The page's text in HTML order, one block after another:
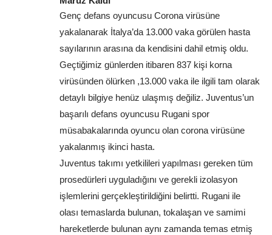
Genç defans oyuncusu Corona virüsüne
yakalanarak İtalya’da 13.000 vaka görülen hasta
sayılarının arasına da kendisini dahil etmiş oldu.
Geçtiğimiz günlerden itibaren 837 kişi korna
virüsünden ölürken ,13.000 vaka ile ilgili tam olarak
detaylı bilgiye henüz ulaşmış değiliz. Juventus’un
başarılı defans oyuncusu Rugani spor
müsabakalarında oyuncu olan corona virüsüne
yakalanmış ikinci hasta.
Juventus takımı yetkilileri yapılması gereken tüm
prosedürleri uyguladığını ve gerekli izolasyon
işlemlerini gerçekleştirildiğini belirtti. Rugani ile
olası temaslarda bulunan, tokalaşan ve samimi
hareketlerde bulunan aynı zamanda temas etmiş